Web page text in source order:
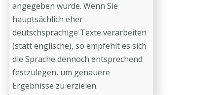
angegeben wurde. Wenn Sie
hauptsächlich eher
deutschsprachige Texte verarbeiten
(statt englische), so empfehlt es sich
die Sprache dennoch entsprechend
festzulegen, um genauere
Ergebnisse zu erzielen.